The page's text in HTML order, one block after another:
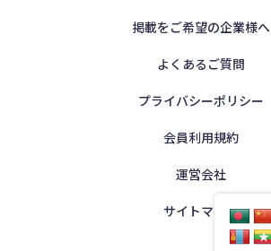
掲載をご希望の企業様へ
よくあるご質問
プライバシーポリシー
会員利用規約
運営会社
サイトマップ